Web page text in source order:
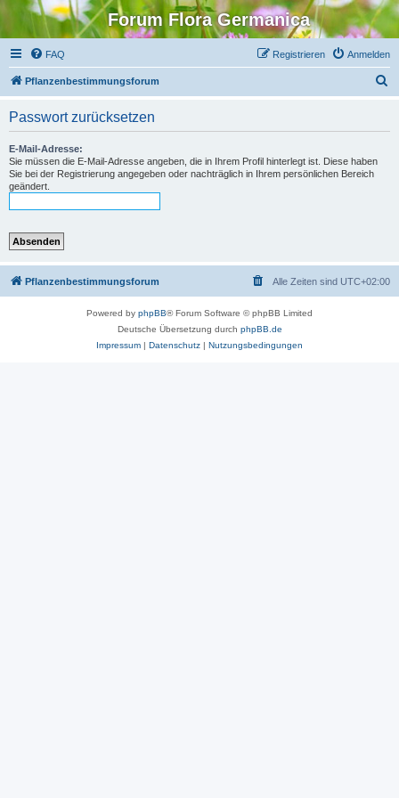
Forum Flora Germanica
FAQ Anmelden
Registrieren
Pflanzenbestimmungsforum
Passwort zurücksetzen
E-Mail-Adresse:
Sie müssen die E-Mail-Adresse angeben, die in Ihrem Profil hinterlegt ist. Diese haben
Sie bei der Registrierung angegeben oder nachträglich in Ihrem persönlichen Bereich
geändert.
Pflanzenbestimmungsforum Alle Zeiten sind UTC+02:00
Powered by phpBB® Forum Software © phpBB Limited
Deutsche Übersetzung durch phpBB.de
Impressum | Datenschutz | Nutzungsbedingungen